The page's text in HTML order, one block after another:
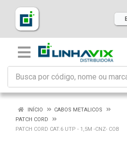
INÍCIO
CABOS METALICOS
PATCH CORD
PATCH CORD CAT.6 UTP - 1,5M -CNZ- COB